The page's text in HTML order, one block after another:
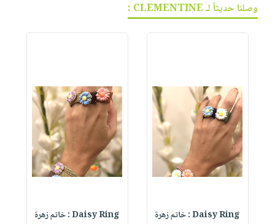
وصلنا حديثاً لـ CLEMENTINE :
Daisy Ring : خاتم زهرة Daisy Ring : خاتم زهرة